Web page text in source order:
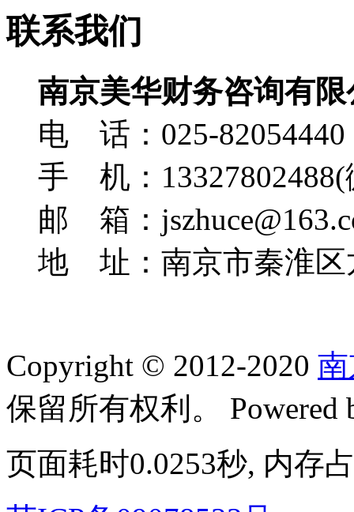
联系我们
南京美华财务咨询有限
电 话：025-82054440
手 机：13327802488(
邮 箱：
地 址：南京市秦淮区
Copyright © 2012-2020
保留所有权利。 Powered
页面耗时0.0253秒, 内存